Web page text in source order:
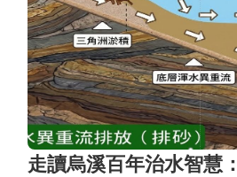
服
務
窗
口
生
態
圖